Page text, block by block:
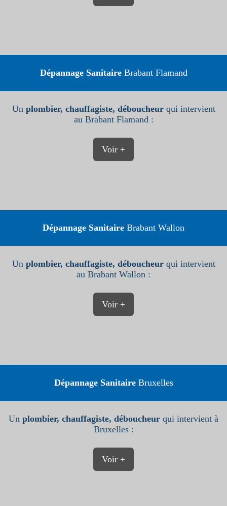
Dépannage SanitaireBrabant Flamand
Un plombier, chauffagiste, déboucheurqui intervient
au Brabant Flamand :
Voir +
Dépannage Sanitaire Brabant Wallon
Un plombier, chauffagiste, déboucheurqui intervient
au Brabant Wallon :
Voir +
Dépannage SanitaireBruxelles
Un plombier, chauffagiste, déboucheur qui intervient à
Bruxelles :
Voir +